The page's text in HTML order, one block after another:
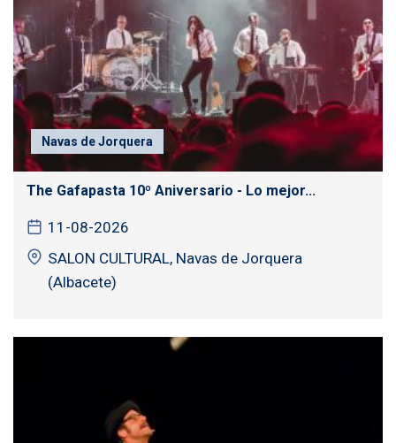
Navas de Jorquera
The Gafapasta 10º Aniversario - Lo mejor...
11-08-2026
SALON CULTURAL, Navas de Jorquera
(Albacete)